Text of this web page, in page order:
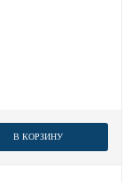
В КОРЗИНУ